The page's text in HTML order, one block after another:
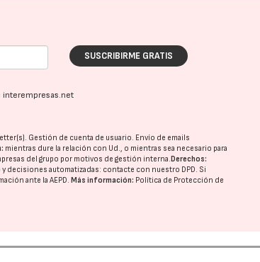
SUSCRIBIRME GRATIS
interempresas.net
Gestión de cuenta de usuario. Envío de emails
mientras dure la relación con Ud., o mientras sea necesario para
del grupo por motivos de gestión interna.Derechos:
decisiones automatizadas: contacte con nuestro DPD. Si
ante laAEPD.Más información: Política de Protección de